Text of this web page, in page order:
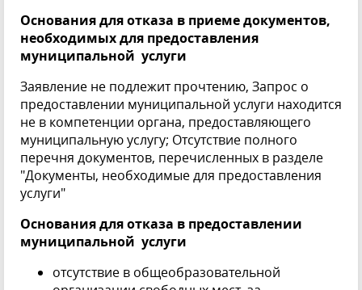
Основания для отказа в приеме документов,
необходимых для предоставления
муниципальной услуги
Заявление не подлежит прочтению, Запрос о
предоставлении муниципальной услуги находится
не в компетенции органа, предоставляющего
муниципальную услугу; Отсутствие полного
перечня документов, перечисленных в разделе
"Документы, необходимые для предоставления
услуги"
Основания для отказа в предоставлении
муниципальной услуги
отсутствие в общеобразовательной